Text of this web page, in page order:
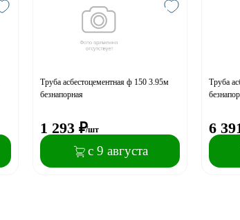
Труба асбестоцементная ф 150 3.95м
безнапорная
1 293 ₽/шт
с 9 августа
Труба
6